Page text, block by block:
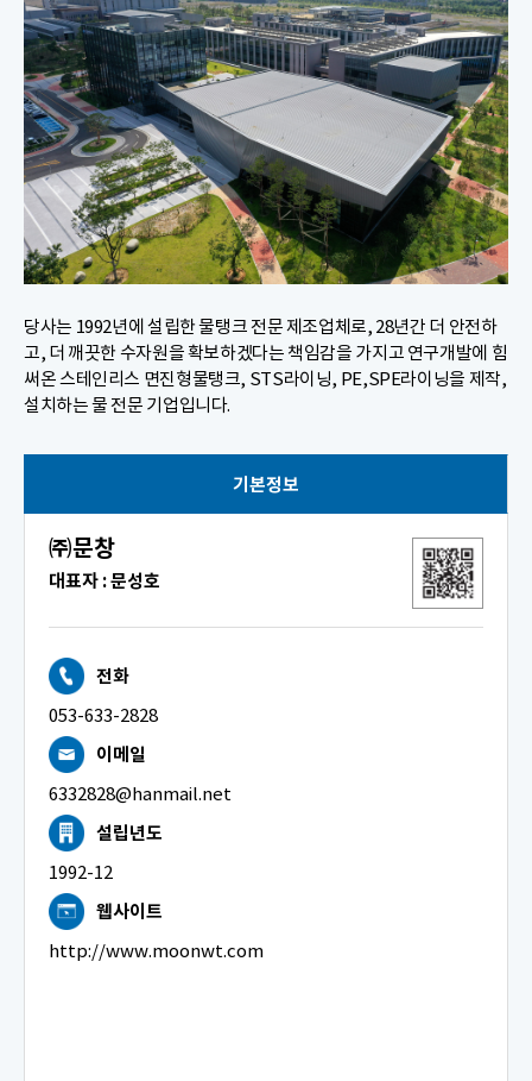
당사는 1992년에 설립한 물탱크 전문 제조업체로, 28년간 더 안전하
고, 더 깨끗한 수자원을 확보하겠다는 책임감을 가지고 연구개발에 힘
써온 스테인리스 면진형물탱크, STS라이닝, PE,SPE라이닝을 제작,
설치하는 물 전문 기업입니다.
기본정보
㈜문창
대표자 : 문성호
전화
053-633-2828
이메일
6332828@hanmail.net
설립년도
1992-12
웹사이트
http://www.moonwt.com